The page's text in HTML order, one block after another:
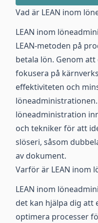
Vad är LEAN inom
LEAN inom
LEAN-metoden på
betala lön. Genom
fokusera på
effektiviteten och
löneadministrationen.
löneadministration
och tekniker för att
slöseri, såsom
av dokument.
Varför är LEAN inom
LEAN inom
det kan hjälpa dig att
optimera processer